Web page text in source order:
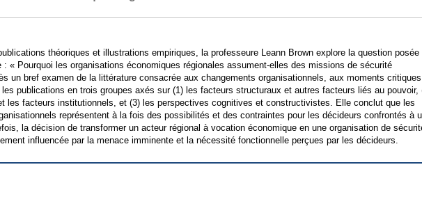
théoriques et illustrations empiriques, la professeure Leann Brown explore la question posée
« Pourquoi les organisations économiques régionales assument-elles des missions de sécurité
un bref examen de la littérature consacrée aux changements organisationnels, aux moments
publications en trois groupes axés sur (1) les facteurs structuraux et autres facteurs liés au pouvoir,
les facteurs institutionnels, et (3) les perspectives cognitives et constructivistes. Elle conclut que les
représentent à la fois des possibilités et des contraintes pour les décideurs confrontés à
la décision de transformer un acteur régional à vocation économique en une organisation de
influencée par la menace imminente et la nécessité fonctionnelle perçues par les décideurs.